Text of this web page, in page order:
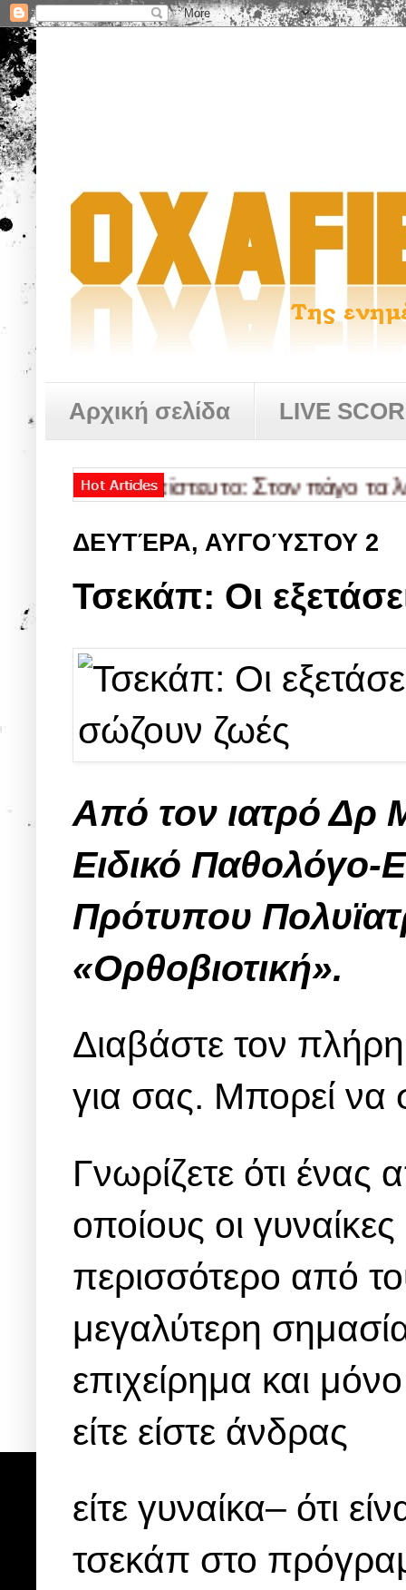
Αρχική σελίδα LIVE
Απίστευτο: Στον πάγο τα
ΔΕΥΤΈΡΑ, ΑΥΓΟΎΣΤΟΥ 2
Τσεκάπ: Οι
Από τον ιατρό Δρ
Ειδικό Παθολόγο-
Πρότυπου
«Ορθοβιοτική».
Διαβάστε τον
για σας. Μπορεί να
Γνωρίζετε ότι ένας
οποίους οι
περισσότερο από
μεγαλύτερη
επιχείρημα και
είτε είστε άνδρας
είτε γυναίκα– ότι
τσεκάπ στο